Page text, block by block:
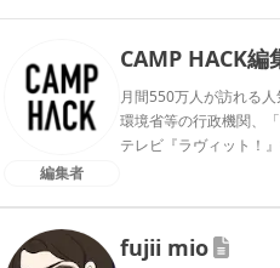
編集者
CAMP HACK編
月間550万人が訪れる
環境省等の行政機関、
テレビ『ラヴィット！
fujii mio